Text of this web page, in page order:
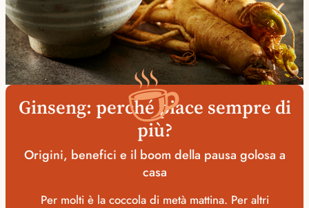
☕
Ginseng: perché piace sempre di
più?
Origini, benefici e il boom della pausa golosa a
casa
Per molti è la coccola di metà mattina. Per altri